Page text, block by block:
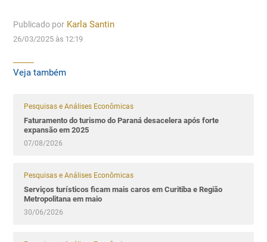
Publicado por Karla Santin
26/03/2025 às 12:19
Veja também
Pesquisas e Análises Econômicas
Faturamento do turismo do Paraná desacelera após forte
expansão em 2025
07/08/2026
Pesquisas e Análises Econômicas
Serviços turísticos ficam mais caros em Curitiba e Região
Metropolitana em maio
30/06/2026